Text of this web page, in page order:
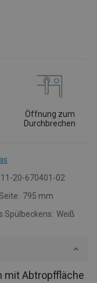
Öffnung zum
Durchbrechen
20-670401-02
795 mm
Spülbeckens: Weiß
mit Abtropffläche